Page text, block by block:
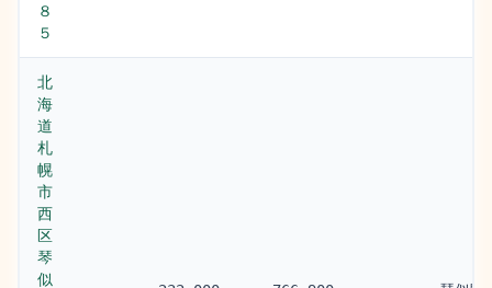
８
５
北
海
道
札
幌
市
西
区
琴
似